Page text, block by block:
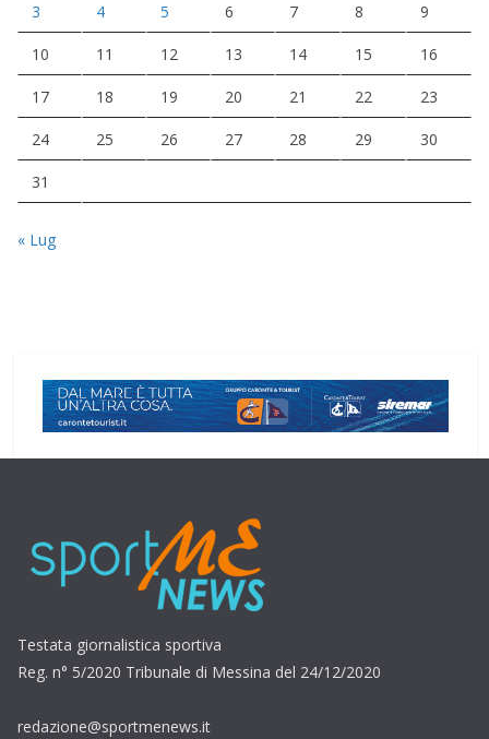
3 4 5 6 7 8 9
10 11 12 13 14 15 16
17 18 19 20 21 22 23
24 25 26 27 28 29 30
31
« Lug
Testata giornalistica sportiva
Reg. n° 5/2020 Tribunale di Messina del 24/12/2020
redazione@sportmenews.it